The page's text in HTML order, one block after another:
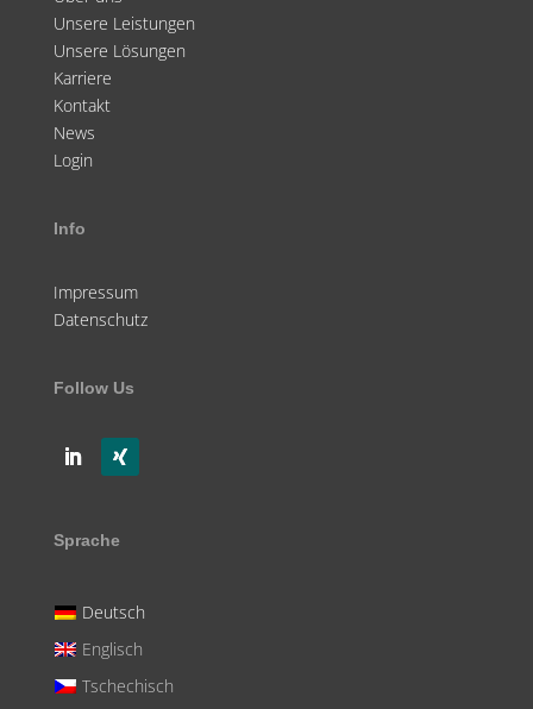
Unsere Leistungen
Unsere Lösungen
Karriere
Kontakt
News
Login
Info
Impressum
Datenschutz
Follow Us
Sprache
Deutsch
Englisch
Tschechisch